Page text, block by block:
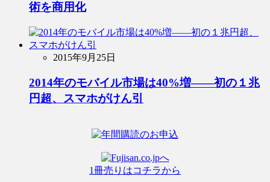
術を商用化
2015年9月25日
2014年のモバイル市場は40%増――初の１兆
円超、スマホがけん引
1冊売りはコチラから